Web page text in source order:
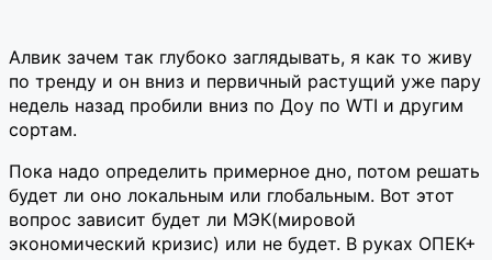
Алвик зачем так глубоко заглядывать, я как то живу
по тренду и он вниз и первичный растущий уже пару
недель назад пробили вниз по Доу по WTI и другим
сортам.
Пока надо определить примерное дно, потом решать
будет ли оно локальным или глобальным. Вот этот
вопрос зависит будет ли МЭК(мировой
экономический кризис) или не будет. В руках ОПЕК+